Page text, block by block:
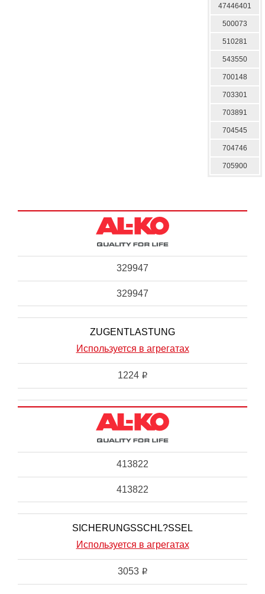
47446401
500073
510281
543550
700148
703301
703891
704545
704746
705900
329947
329947
ZUGENTLASTUNG
Используется в агрегатах
1224 i
413822
413822
SICHERUNGSSCHL?SSEL
Используется в агрегатах
3053 i